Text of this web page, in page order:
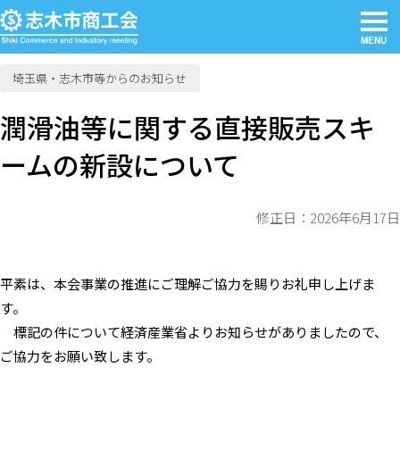
埼玉県・志木市等からのお知らせ
潤滑油等に関する直接販売スキ
ームの新設について
修正日：2026年6月17日
平素は、本会事業の推進にご理解ご協力を賜りお礼申し上げま
す。
標記の件について経済産業省よりお知らせがありましたので、
ご協力をお願い致します。
MENU